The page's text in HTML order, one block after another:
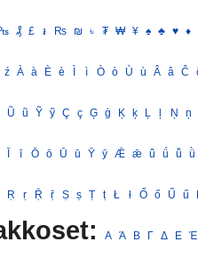
₰ £ ៛ ₨ ₪ ৳ ₮ ₩ ¥ ♠ ♣ ♥ ♦
ź À à È è Ì ì Ò ò Ù ù Â â Ĉ
Ũ ũ Ỹ ỹ Ç ç Ģ ģ Ķ ķ Ļ ļ Ņ ņ
Ī ī Ō ō Ū ū Ȳ ȳ Ǣ ǣ ǖ ǘ ǚ ǜ
Ṛ ṛ Ṝ ṝ Ṣ ṣ Ṭ ṭ Ł ł Ő ő Ű ű
Α Ά Β Γ Δ Ε Έ